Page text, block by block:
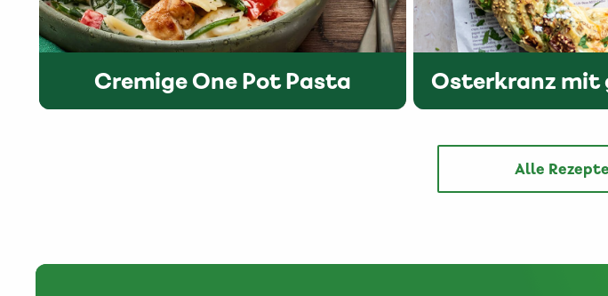
Cremige One Pot Pasta
Alle